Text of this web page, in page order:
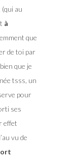
au
à
que
de toi par
que je
tsss, un
pour
ses
effet
vu de